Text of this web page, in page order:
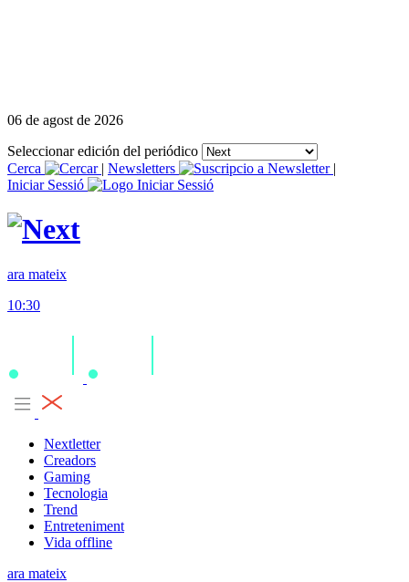
06 de agost de 2026
Seleccionar edición del periódico
Cerca
| Newsletters
|
Iniciar Sessió
ara mateix
10:30
Nextletter
Creadors
Gaming
Tecnologia
Trend
Entreteniment
Vida offline
ara mateix